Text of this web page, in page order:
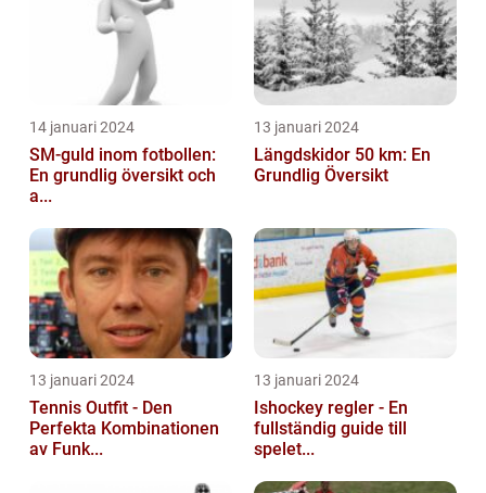
14 januari 2024
SM-guld inom fotbollen:
En grundlig översikt och
a...
13 januari 2024
Längdskidor 50 km: En
Grundlig Översikt
13 januari 2024
Tennis Outfit - Den
Perfekta Kombinationen
av Funk...
13 januari 2024
Ishockey regler - En
fullständig guide till
spelet...